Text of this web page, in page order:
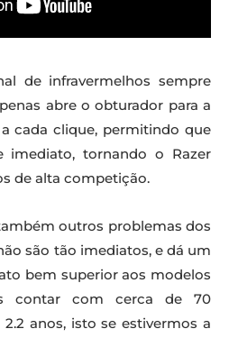
de infravermelhos sempre
abre o obturador para a
cada clique, permitindo que
imediato, tornando o Razer
de alta competição.
outros problemas dos
são tão imediatos, e dá um
bem superior aos modelos
contar com cerca de 70
anos, isto se estivermos a